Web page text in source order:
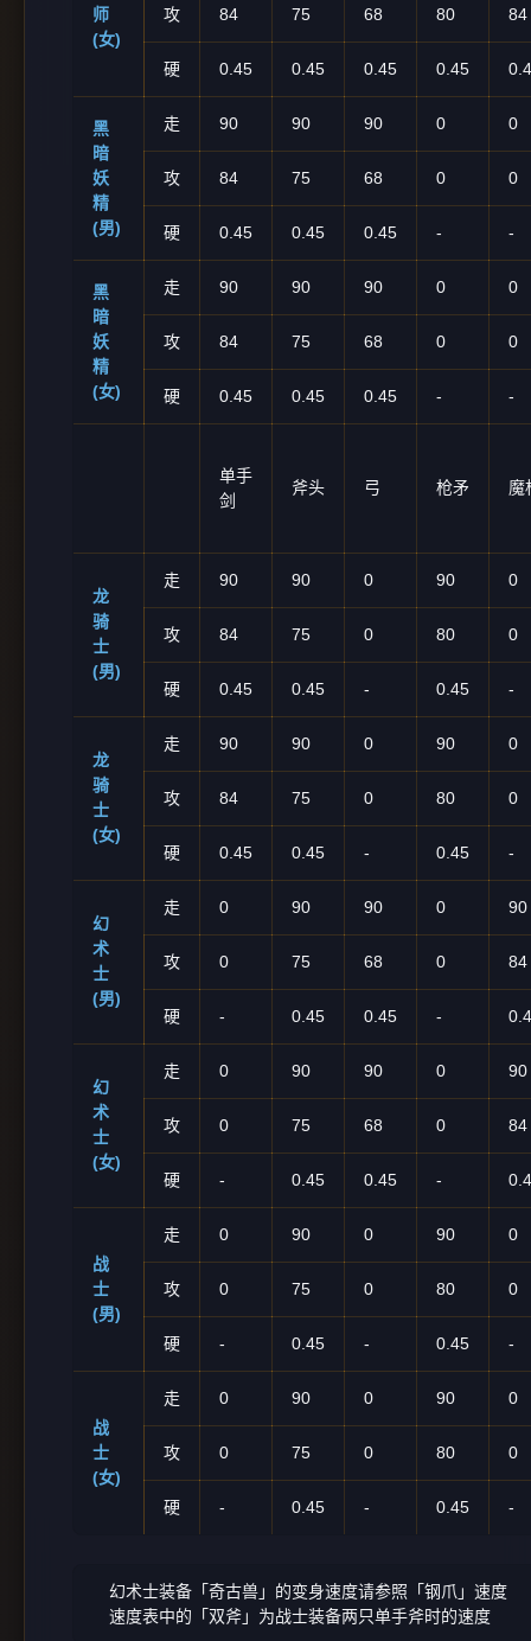
师
(女)
攻 84 75 68 80 84
硬 0.45 0.45 0.45 0.45
黑
暗
妖
精
(男)
走 90 90 90 0 0
攻 84 75 68 0 0
硬 0.45 0.45 0.45 - -
黑
暗
妖
精
(女)
走 90 90 90 0 0
攻 84 75 68 0 0
硬 0.45 0.45 0.45 - -
单手
剑
斧头 弓 枪矛 魔
龙
骑
士
(男)
走 90 90 0 90 0
攻 84 75 0 80 0
硬 0.45 0.45 - 0.45 -
龙
骑
士
(女)
走 90 90 0 90 0
攻 84 75 0 80 0
硬 0.45 0.45 - 0.45 -
幻
术
士
(男)
走 0 90 90 0 90
攻 0 75 68 0 84
硬 - 0.45 0.45 -
幻
术
士
(女)
走 0 90 90 0 90
攻 0 75 68 0 84
硬 - 0.45 0.45 -
战
士
(男)
走 0 90 0 90 0
攻 0 75 0 80 0
硬 - 0.45 - 0.45 -
战
士
(女)
走 0 90 0 90 0
攻 0 75 0 80 0
硬 - 0.45 - 0.45 -
幻术士装备「奇古兽」的变身速度请参照「钢爪」速度
速度表中的「双斧」为战士装备两只单手斧时的速度